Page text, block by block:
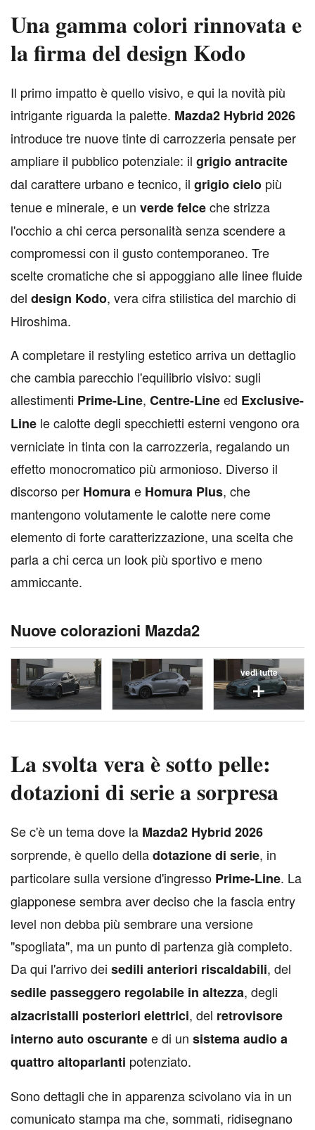
Una gamma colori rinnovata e
la firma del design Kodo
Il primo impatto è quello visivo, e qui la novità più
intrigante riguarda la palette. Mazda2 Hybrid 2026
introduce tre nuove tinte di carrozzeria pensate per
ampliare il pubblico potenziale: il grigio antracite
dal carattere urbano e tecnico, il grigio cielo più
tenue e minerale, e un verde felceche strizza
l'occhio a chi cerca personalità senza scendere a
compromessi con il gusto contemporaneo. Tre
scelte cromatiche che si appoggiano alle linee fluide
del design Kodo, vera cifra stilistica del marchio di
Hiroshima.
A completare il restyling estetico arriva un dettaglio
che cambia parecchio l'equilibrio visivo: sugli
allestimenti Prime-Line, Centre-Lineed Exclusive-
Line le calotte degli specchietti esterni vengono ora
verniciate in tinta con la carrozzeria, regalando un
effetto monocromatico più armonioso. Diverso il
discorso per Homurae Homura Plus, che
mantengono volutamente le calotte nere come
elemento di forte caratterizzazione, una scelta che
parla a chi cerca un look più sportivo e meno
ammiccante.
Nuove colorazioni Mazda2
vedi tutte
La svolta vera è sotto pelle:
dotazioni di serie a sorpresa
Se c'è un tema dove la Mazda2 Hybrid 2026
sorprende, è quello delladotazione di serie, in
particolare sulla versione d'ingresso Prime-Line. La
giapponese sembra aver deciso che la fascia entry
level non debba più sembrare una versione
"spogliata", ma un punto di partenza già completo.
Da qui l'arrivo dei sedili anteriori riscaldabili, del
sedile passeggero regolabile in altezza, degli
alzacristalli posteriori elettrici, del retrovisore
interno auto oscurantee di un sistema audio a
quattro altoparlanti potenziato.
Sono dettagli che in apparenza scivolano via in un
comunicato stampa ma che, sommati, ridisegnano